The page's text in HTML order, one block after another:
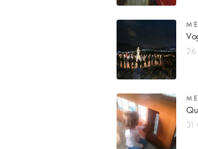
26
31